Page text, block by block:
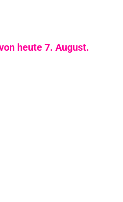
heute 7. August.